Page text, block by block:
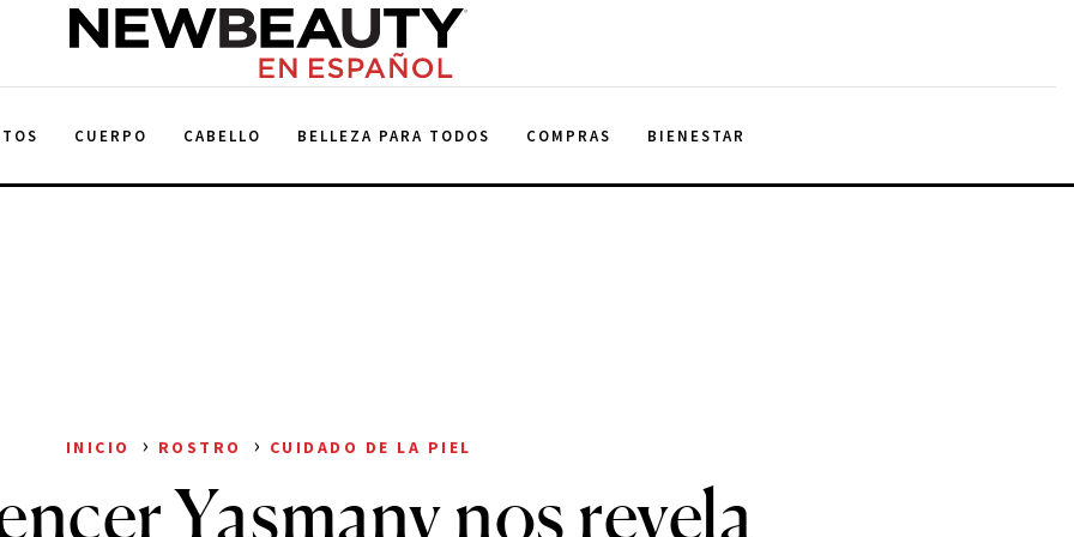
NewBeauty
CUERPO CABELLO BELLEZA PARA TODOS COMPRAS BIENESTAR
INICIO › ROSTRO › CUIDADO DE LA PIEL
Yasmany nos revela